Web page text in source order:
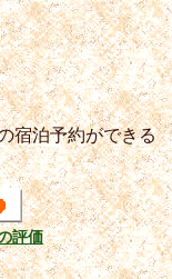
宿泊予約ができる
評価